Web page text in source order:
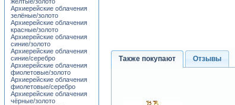
Также покупают Отзывы
Архиерейские облачения
зелёные/золото
Архиерейские облачения
красные/золото
Архиерейские облачения
синие/золото
Архиерейские облачения
синие/серебро
Архиерейские облачения
фиолетовые/золото
Архиерейские облачения
фиолетовые/серебро
Архиерейские облачения
чёрные/золото